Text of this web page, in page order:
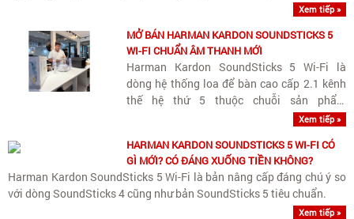
Xem tiếp »
MỞ BÁN HARMAN KARDON SOUNDSTICKS 5
WI-FI CHUẨN ÂM THANH MỚI
Harman Kardon SoundSticks 5 Wi-Fi là
dòng hệ thống loa để bàn cao cấp 2.1 kênh
thế hệ thứ 5 thuộc chuỗi sản phẩm
SoundSticks biểu tượng của thương hiệu
Wi-Fi streaming không dây chất lượng cao
và..
Xem tiếp »
HARMAN KARDON SOUNDSTICKS 5 WI-FI CÓ
GÌ MỚI? CÓ ĐÁNG XUỐNG TIỀN KHÔNG?
Harman Kardon SoundSticks 5 Wi-Fi là bản nâng cấp đáng chú ý so
với dòng SoundSticks 4 cũng như bản SoundSticks 5 tiêu chuẩn.
Xem tiếp »